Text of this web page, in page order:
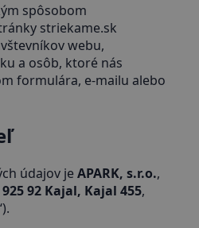
spôsobom
striekame.sk
webu,
a osôb, ktoré nás
formulára, e-mailu alebo
údajov jeAPARK, s.r.o.,
925 92 Kajal, Kajal 455,